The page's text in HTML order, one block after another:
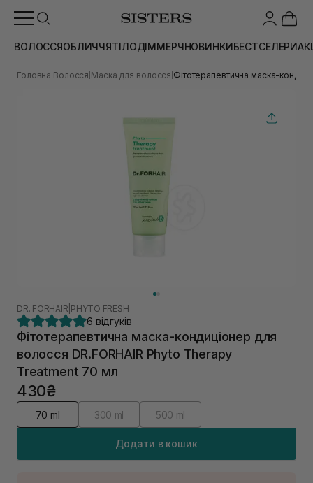
ВОЛОССЯОБЛИЧЧЯТІЛОДІММЕРЧНОВИНКИБЕСТСЕЛЕРИ
Головна Волосся Маска для волосся Фітотерапевтична маска-
DR. FORHAIR PHYTO FRESH
6 відгуків
Фітотерапевтична маска-кондиціонер для
волосся DR.FORHAIR Phyto Therapy
Treatment 70 мл
430₴
70 ml 300 ml 500 ml
Додати в кошик